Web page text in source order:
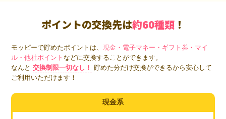
ポイントの交換先は約60種類 ！
モッピーで貯めたポイントは、現金・電子マネー・ギフト券・マイ
ル・他社ポイントなどに交換することができます。
なんと 交換制限一切なし！
貯めた分だけ交換ができるから安心して
ご利用いただけます！
現金系